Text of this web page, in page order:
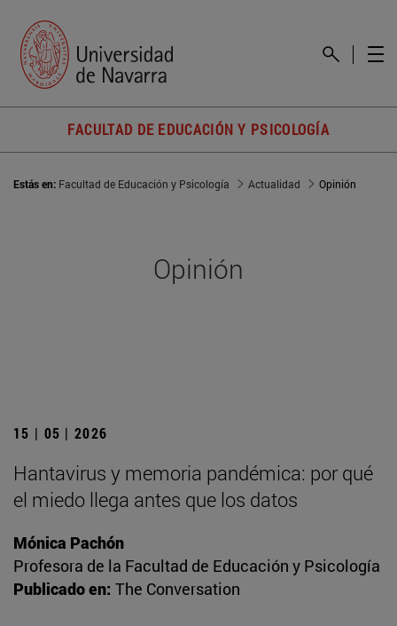
FACULTAD DE EDUCACIÓN Y PSICOLOGÍA
Estás en: Facultad de Educación y Psicología Actualidad Opinión
Opinión
15 | 05 | 2026
Hantavirus y memoria pandémica: por qué
el miedo llega antes que los datos
Mónica Pachón
Profesora de la Facultad de Educación y Psicología
Publicado en: The Conversation